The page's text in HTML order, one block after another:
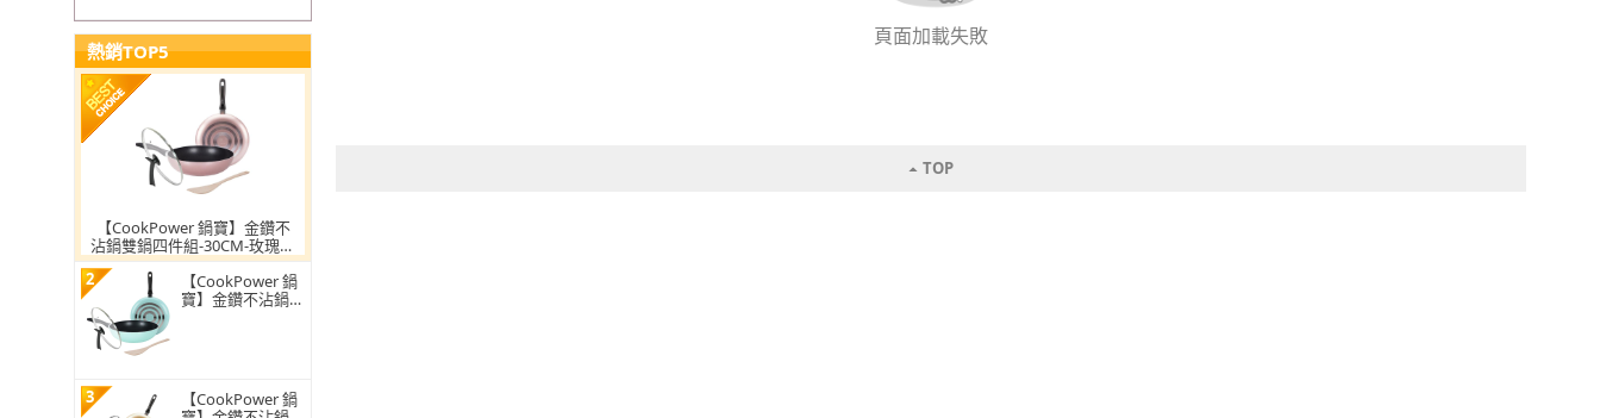
熱銷TOP5
【CookPower 鍋寶】金鑽不
沾鍋雙鍋四件組-30CM-玫瑰金
(30CM炒鍋+30CM平底鍋+蓋
+木鏟)
2
【CookPower 鍋
寶】金鑽不沾鍋雙
3
【CookPower 鍋
頁面加載失敗
TOP